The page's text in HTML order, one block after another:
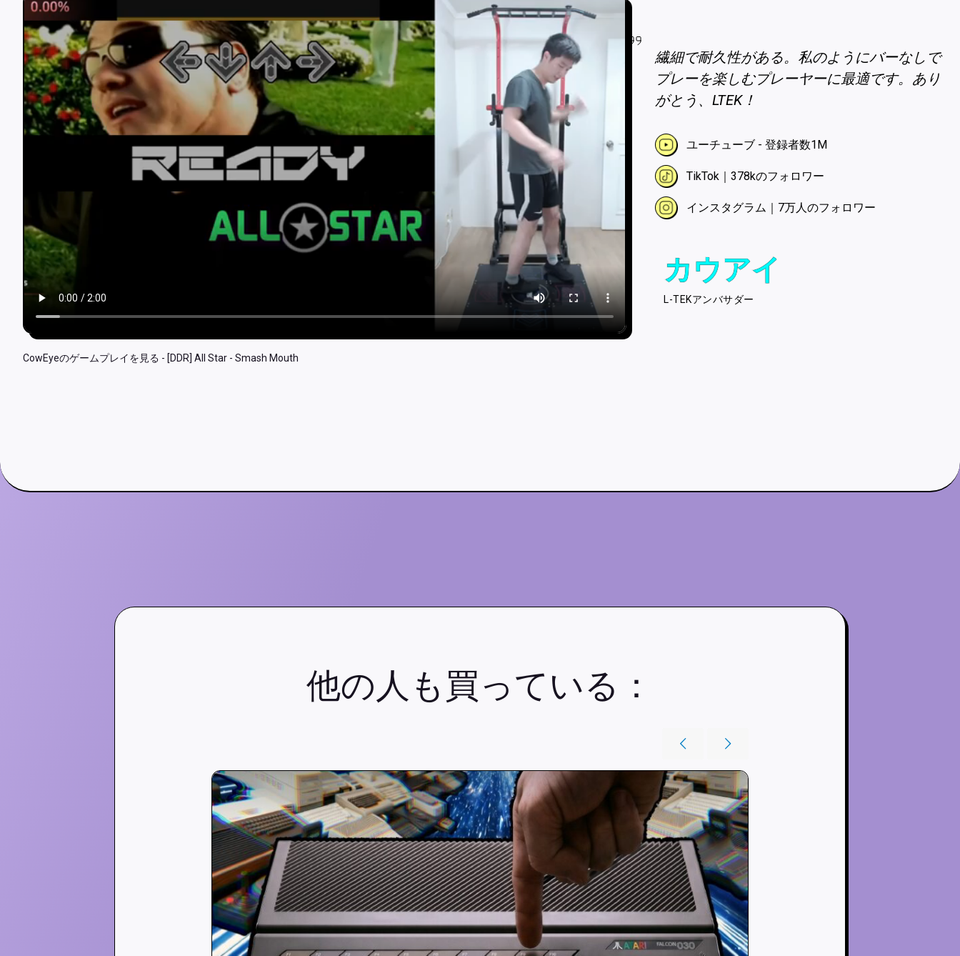
CowEyeのゲームプレイを見る - [DDR] All Star - Smash Mouth
繊細で耐久性がある。私のようにバーなしで
プレーを楽しむプレーヤーに最適です。あり
がとう、LTEK！
ユーチューブ - 登録者数1M
TikTok｜378kのフォロワー
インスタグラム｜7万人のフォロワー
カウアイ
L-TEKアンバサダー
他の人も買っている：